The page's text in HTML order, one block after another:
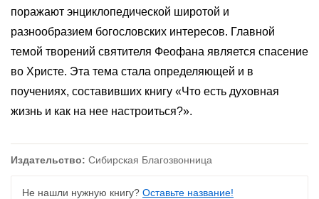
поражают энциклопедической широтой и
разнообразием богословских интересов. Главной
темой творений святителя Феофана является спасение
во Христе. Эта тема стала определяющей и в
поучениях, составивших книгу «Что есть духовная
жизнь и как на нее настроиться?».
Издательство: Сибирская Благозвонница
Не нашли нужную книгу? Оставьте название!